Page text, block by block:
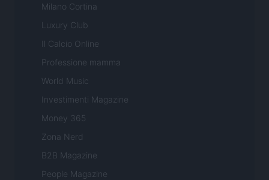
Milano Cortina
Luxury Club
Il Calcio Online
Professione mamma
World Music
Investimenti Magazine
Money 365
Zona Nerd
B2B Magazine
People Magazine